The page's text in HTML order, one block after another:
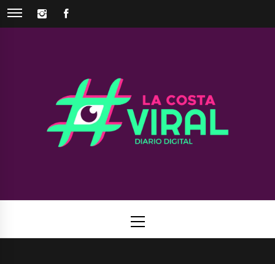
Skip
INSTAGRAM
Viral
Menu